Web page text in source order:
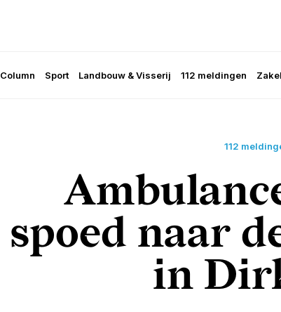
Column Sport Landbouw & Visserij 112 meldingen
112
spoed naar
in